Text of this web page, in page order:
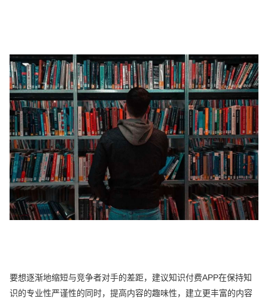
要想逐渐地缩短与竞争者对手的差距，建议知识付费APP在保持知
识的专业性严谨性的同时，提高内容的趣味性，建立更丰富的内容